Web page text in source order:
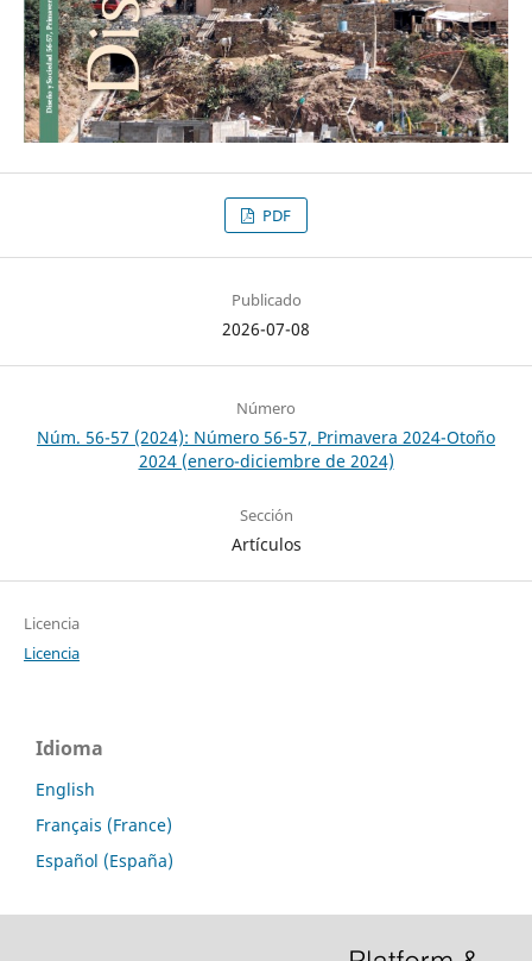
PDF
Publicado
2026-07-08
Número
Núm. 56-57 (2024): Número 56-57, Primavera 2024-Otoño
2024 (enero-diciembre de 2024)
Sección
Artículos
Licencia
Licencia
Idioma
English
Français (France)
Español (España)